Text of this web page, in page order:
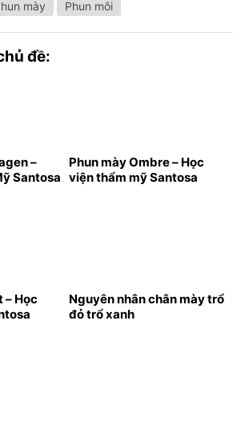
mày Phun môi
đề:
–
Santosa
Phun mày Ombre – Học
viện thẩm mỹ Santosa
– Học
Nguyên nhân chân mày trổ
đỏ trổ xanh